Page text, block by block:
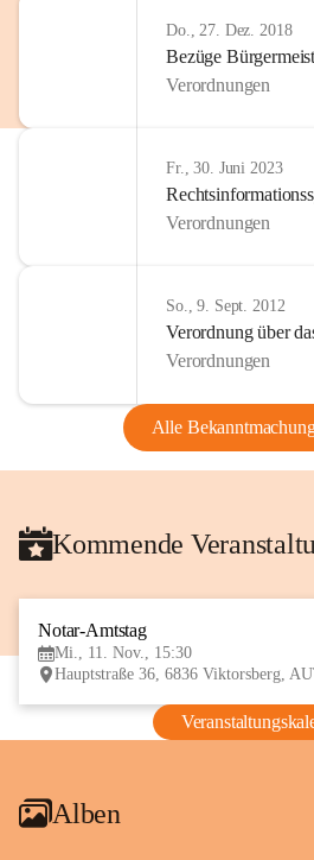
Do., 27. Dez. 2018
Bezüge
Verordnungen
Fr., 30. Juni 2023
Verordnungen
So., 9. Sept. 2012
Verordnung über
Verordnungen
Alle
Kommende
Notar-Amtstag
Mi., 11. Nov., 15:30
Hauptstraße 36, 6836 Viktorsberg,
Alben